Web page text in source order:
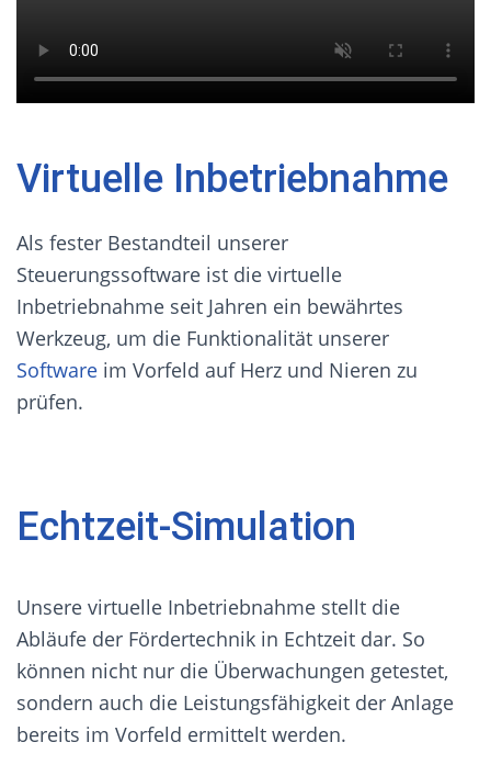
Virtuelle Inbetriebnahme
Als fester Bestandteil unserer
Steuerungssoftware ist die virtuelle
Inbetriebnahme seit Jahren ein bewährtes
Werkzeug, um die Funktionalität unserer
Software im Vorfeld auf Herz und Nieren zu
prüfen.
Echtzeit-Simulation
Unsere virtuelle Inbetriebnahme stellt die
Abläufe der Fördertechnik in Echtzeit dar. So
können nicht nur die Überwachungen getestet,
sondern auch die Leistungsfähigkeit der Anlage
bereits im Vorfeld ermittelt werden.